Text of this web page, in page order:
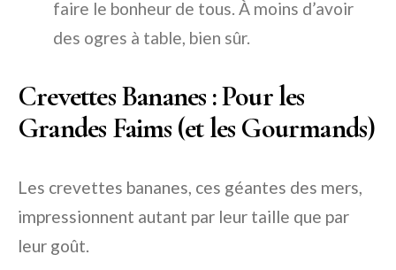
faire le bonheur de tous. À moins d’avoir
des ogres à table, bien sûr.
Crevettes Bananes : Pour les
Grandes Faims (et les Gourmands)
Les crevettes bananes, ces géantes des mers,
impressionnent autant par leur taille que par
leur goût.